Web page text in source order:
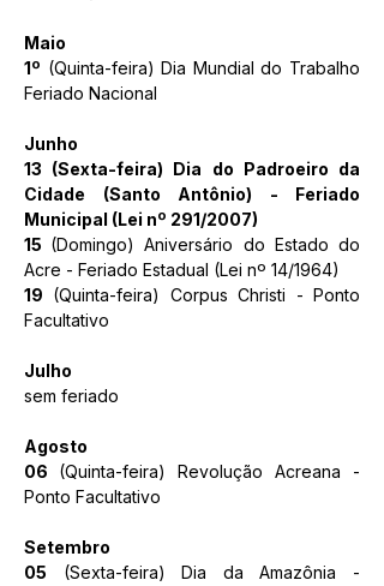
Maio
1º (Quinta-feira) Dia Mundial do Trabalho
Feriado Nacional
Junho
13 (Sexta-feira) Dia do Padroeiro da
Cidade (Santo Antônio) - Feriado
Municipal (Lei nº 291/2007)
15 (Domingo) Aniversário do Estado do
Acre - Feriado Estadual (Lei nº 14/1964)
19 (Quinta-feira) Corpus Christi - Ponto
Facultativo
Julho
sem feriado​
Agosto
06 (Quinta-feira) Revolução Acreana -
Ponto Facultativo
Setembro
05 (Sexta-feira) Dia da Amazônia -